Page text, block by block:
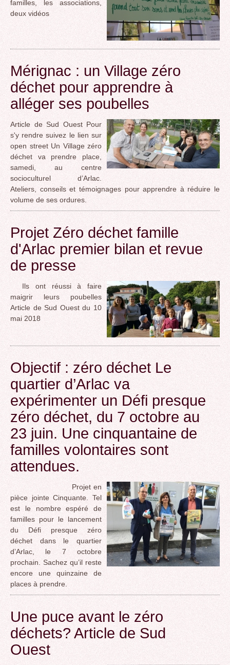
familles, les associations,
deux vidéos
Mérignac : un Village zéro
déchet pour apprendre à
alléger ses poubelles
Article de Sud Ouest Pour
s'y rendre suivez le lien sur
open street Un Village zéro
déchet va prendre place,
samedi, au centre
socioculturel d’Arlac.
Ateliers, conseils et témoignages pour apprendre à réduire le
volume de ses ordures.
Projet Zéro déchet famille
d'Arlac premier bilan et revue
de presse
Ils ont réussi à faire
maigrir leurs poubelles
Article de Sud Ouest du 10
mai 2018
Objectif : zéro déchet Le
quartier d’Arlac va
expérimenter un Défi presque
zéro déchet, du 7 octobre au
23 juin. Une cinquantaine de
familles volontaires sont
attendues.
Projet en
pièce jointe Cinquante. Tel
est le nombre espéré de
familles pour le lancement
du Défi presque zéro
déchet dans le quartier
d’Arlac, le 7 octobre
prochain. Sachez qu’il reste
encore une quinzaine de
places à prendre.
Une puce avant le zéro
déchets? Article de Sud
Ouest